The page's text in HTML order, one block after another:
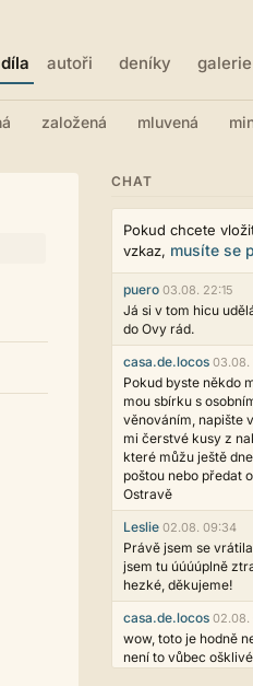
díla autoři deníky galerie
založená mluvená
CHAT
Pokud chcete
vzkaz, musíte se
puero 03.08. 22:15
Já si v tom hicu
do Ovy rád.
casa.de.locos 03.08.
Pokud byste někdo
mou sbírku s
věnováním, napište
mi čerstvé kusy z
které můžu ještě
poštou nebo předat
Ostravě
Leslie 02.08. 09:34
Právě jsem se
jsem tu úúúúplně
hezké, děkujeme!
casa.de.locos 02.08.
wow, toto je hodně
není to vůbec ošklivé